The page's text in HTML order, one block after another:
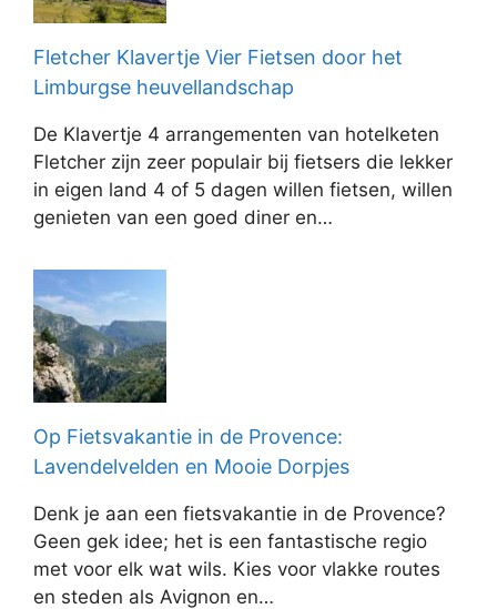
Fletcher Klavertje Vier Fietsen door het
Limburgse heuvellandschap
De Klavertje 4 arrangementen van hotelketen
Fletcher zijn zeer populair bij fietsers die lekker
in eigen land 4 of 5 dagen willen fietsen, willen
genieten van een goed diner en…
Op Fietsvakantie in de Provence:
Lavendelvelden en Mooie Dorpjes
Denk je aan een fietsvakantie in de Provence?
Geen gek idee; het is een fantastische regio
met voor elk wat wils. Kies voor vlakke routes
en steden als Avignon en…